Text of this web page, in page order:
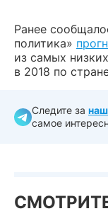
Ранее
политика»
из самых
в 2018 по
Следите за
самое